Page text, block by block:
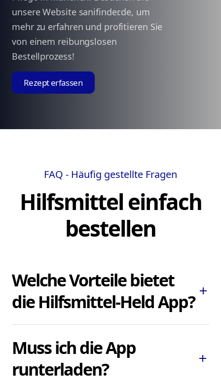
unsere Website sanifinder.de, um
mehr zu erfahren und profitieren Sie
von einem reibungslosen
Bestellprozess!
Rezept erfassen
FAQ - Häufig gestellte Fragen
Hilfsmittel einfach
bestellen
Welche Vorteile bietet
die Hilfsmittel-Held App? add
Ihnen, dringend benötigte Pflegehilfsmittel
und Hilfsmittel schnell und bequem zu
bestellen, ohne lokale Sanitätshäuser
Muss ich die App
runterladen?
add